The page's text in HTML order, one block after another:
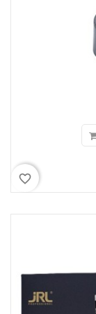
favorite_border